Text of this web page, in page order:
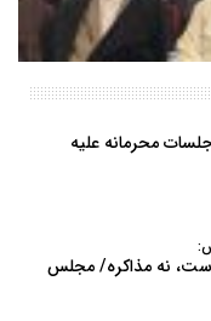
محرمانه علیه
است، نه مذاکره/ مجلس